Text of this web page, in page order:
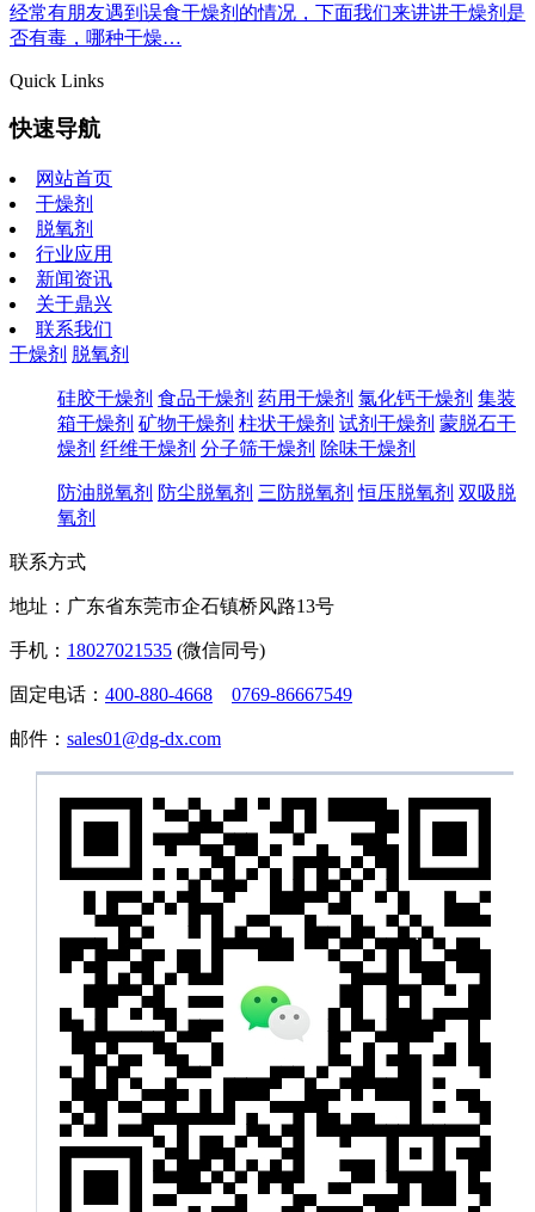
经常有朋友遇到误食干燥剂的情况，下面我们来讲讲干燥剂是
否有毒，哪种干燥…
Quick Links
快速导航
网站首页
干燥剂
脱氧剂
行业应用
新闻资讯
关于鼎兴
联系我们
干燥剂 脱氧剂
硅胶干燥剂 食品干燥剂 药用干燥剂 氯化钙干燥剂 集装
箱干燥剂 矿物干燥剂 柱状干燥剂 试剂干燥剂 蒙脱石干
燥剂 纤维干燥剂 分子筛干燥剂 除味干燥剂
防油脱氧剂 防尘脱氧剂 三防脱氧剂 恒压脱氧剂 双吸脱
氧剂
联系方式
地址：广东省东莞市企石镇桥风路13号
手机： 18027021535 (微信同号)
固定电话： 400-880-4668 0769-86667549
邮件： sales01@dg-dx.com